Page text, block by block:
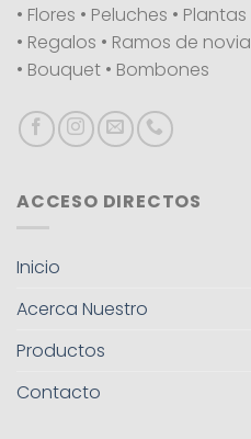
• Flores • Peluches • Plantas
• Regalos • Ramos de novia
• Bouquet • Bombones
ACCESO DIRECTOS
Inicio
Acerca Nuestro
Productos
Contacto